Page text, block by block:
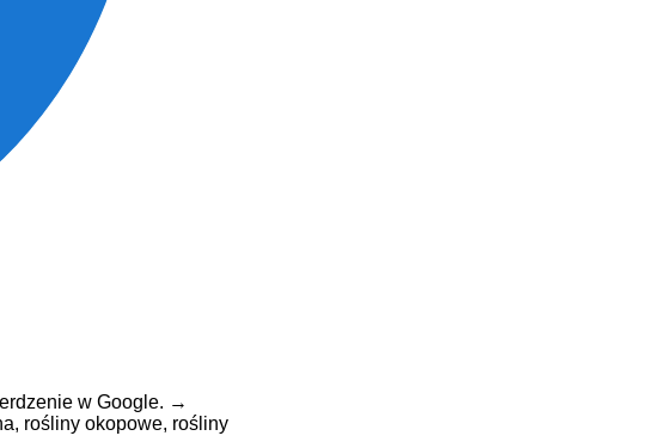
w Google. →
rośliny okopowe, rośliny